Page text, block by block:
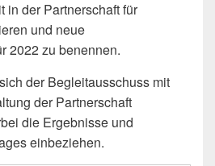
in der Partnerschaft für
und neue
2022 zu benennen.
der Begleitausschuss mit
der Partnerschaft
die Ergebnisse und
einbeziehen.